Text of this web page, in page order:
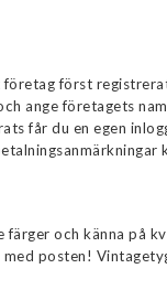
först
ange företagets
får du en egen
och känna på
posten!